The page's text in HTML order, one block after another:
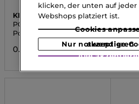
KIEHL'S
POWERFUL-STRENGTH
Powerful-Strength
0.00 CHF
Lipid
0.00
klicken, der unten auf jeder
Webshops platziert ist.
Cookies
Nur notwendige Cookies akzeptieren
Alle